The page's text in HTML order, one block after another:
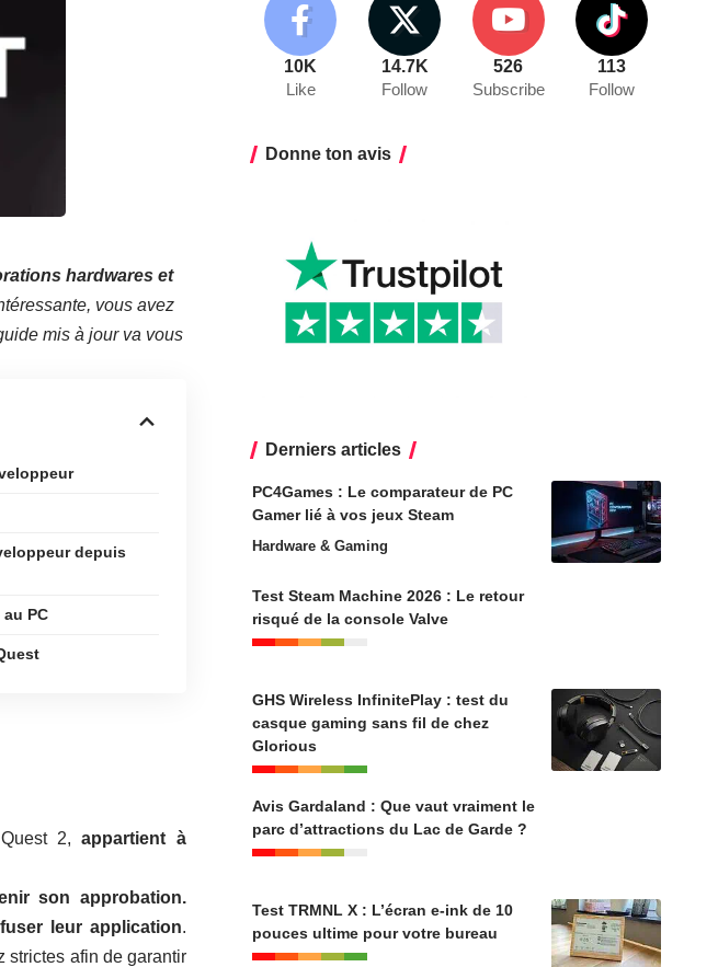
hardwares et
vous avez
mis à jour va vous
depuis
PC
Quest 2,appartient à
son approbation.
leur application.
strictes afin de garantir
10K
Like
14.7K
Follow
526
Subscribe
113
Follow
Donne ton avis
Derniers articles
PC4Games : Le comparateur de PC
Gamer lié à vos jeux Steam
Hardware & Gaming
Test Steam Machine 2026 : Le retour
risqué de la console Valve
GHS Wireless InfinitePlay : test du
casque gaming sans fil de chez
Glorious
Avis Gardaland : Que vaut vraiment le
parc d’attractions du Lac de Garde ?
Test TRMNL X : L’écran e-ink de 10
pouces ultime pour votre bureau